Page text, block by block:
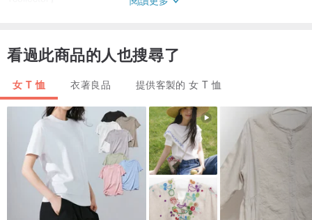
這是一件系列T卹，主題是“有懷舊”。
它是剪線剪刀設計。
關於身體
它是身體的Tcollector的原始。
“復古隨機T卹”
棉花的感覺更加放鬆，你會想要一遍又一遍，
這是合理的厚度T卹。
看過此商品的人也搜尋了
女 T 恤 衣著良品 提供客製的 女 T 恤